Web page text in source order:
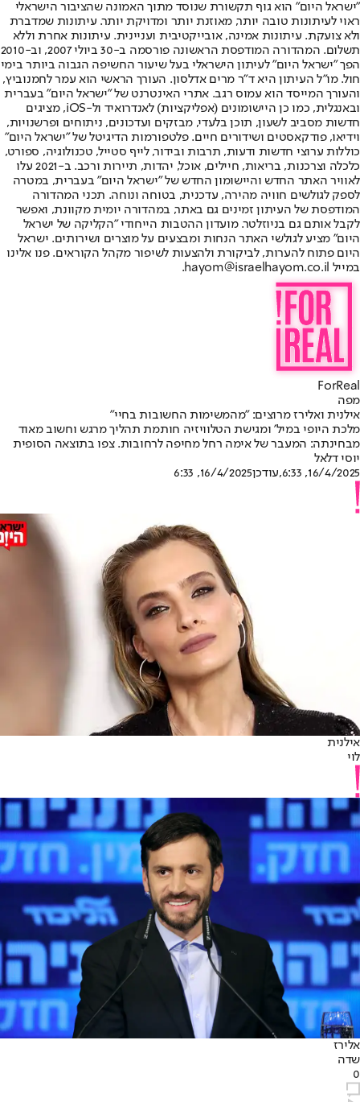
"ישראל היום" הוא גוף תקשורת שנוסד מתוך האמונה שהציבור הישראלי
ראוי לעיתונות טובה יותר, מאוזנת יותר ומדויקת יותר. עיתונות שמדברת
ולא צועקת. עיתונות אמינה, אובייקטיבית ועניינית. עיתונות אחרת וללא
תשלום. המהדורה המודפסת הראשונה פורסמה ב-30 ביולי 2007, וב-2010
הפך "ישראל היום" לעיתון הישראלי בעל שיעור החשיפה הגבוה ביותר בימי
חול. מו"ל העיתון היא ד"ר מרים אדלסון. העורך הראשי הוא עמר לחמנוביץ,
והעורך המייסד הוא עמוס רגב. אתרי האינטרנט של "ישראל היום" בעברית
ובאנגלית, כמו כן היישומונים (אפליקציות) לאנדרואיד ול-iOS, מציגים
חדשות מסביב לשעון, תוכן בלעדי, מבזקים ועדכונים, ניתוחים ופרשנויות,
וידיאו, פודקאסטים ושידורים חיים. פלטפורמות הדיגיטל של "ישראל היום"
כוללות ערוצי חדשות ודעות, תרבות ובידור, לייף סטייל, טכנולוגיה, ספורט,
כלכלה וצרכנות, בריאות, חיילים, אוכל, יהדות, תיירות ורכב. ב-2021 עלו
לאוויר האתר החדש והיישומון החדש של "ישראל היום" בעברית, במטרה
לספק לגולשים חוויה מהירה, עדכנית, בטוחה ונוחה. תכני המהדורה
המודפסת של העיתון זמינים גם באתר, במהדורה יומית מקוונת, ואפשר
לקבל אותם גם בניוזלטר. מועדון ההטבות הייחודי "הקליקה של ישראל
היום" מציע לגולשי האתר הנחות ומבצעים על מוצרים ושירותים. ישראל
היום פתוח להערות, לביקורת ולהצעות לשיפור מקהל הקוראים. פנו אלינו
במייל hayom@israelhayom.co.il.
ForReal
מפה
אילנית ואלירז מרוצים: "מהמשימות החשובות בחיי"
מלכת היופי במיל' ומגישת הטלוויזיה חותמת תהליך מרגש וחשוב מאוד
מבחינתה: המעבר של אימה רחל מחיפה לרחובות. צפו בתוצאה הסופית
יוסי דלאל
16/4/2025, 6:33
,עודכן16/4/2025, 6:33
אילנית
לוי
אלירז
שדה
0